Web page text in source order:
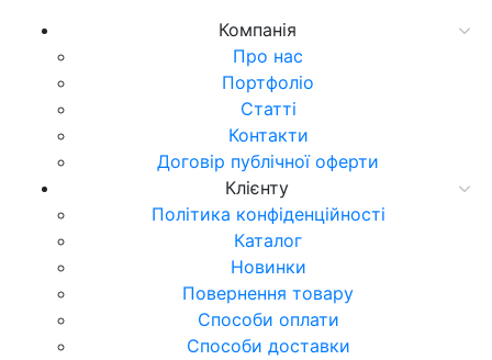
Компанія
Про нас
Портфоліо
Статті
Контакти
Договір публічної оферти
Клієнту
Політика конфіденційності
Каталог
Новинки
Повернення товару
Способи оплати
Способи доставки